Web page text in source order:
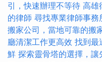
引，快速辦理不等待 高雄
的律師 尋找專業律師事務
搬家公司，當地可靠的搬
廳清潔工作更高效 找到最
鮮 探索靈骨塔的選擇，